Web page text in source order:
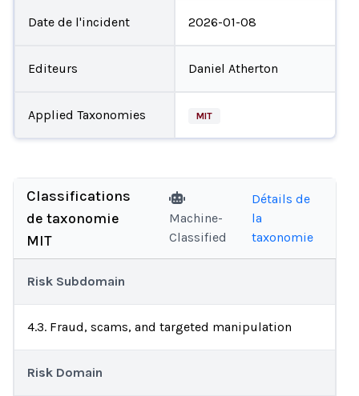
Date de l'incident 2026-01-08
Editeurs Daniel Atherton
Applied Taxonomies MIT
Classifications
de taxonomie
MIT
Machine-
Classified
Détails de
la
taxonomie
Risk Subdomain
4.3. Fraud, scams, and targeted manipulation
Risk Domain